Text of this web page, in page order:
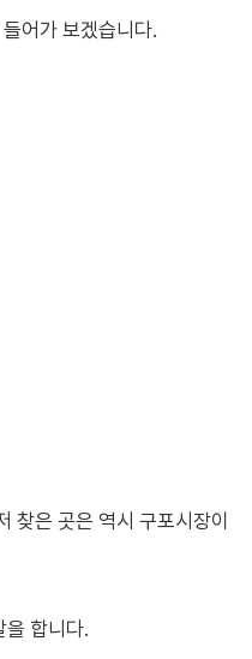
어가 보겠습니다.
찾은 곳은 역시 구포시장이
을 합니다.